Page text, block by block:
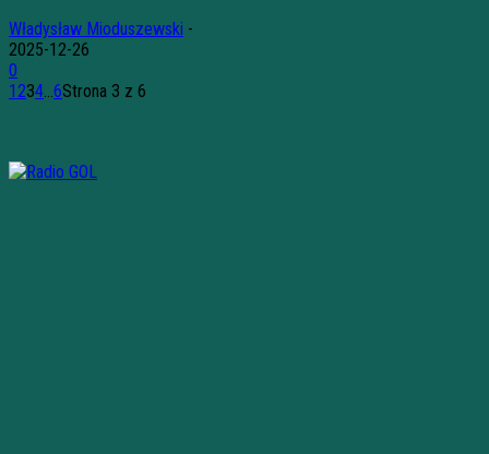
Władysław Mioduszewski -
2025-12-26
0
1234...6Strona 3 z 6